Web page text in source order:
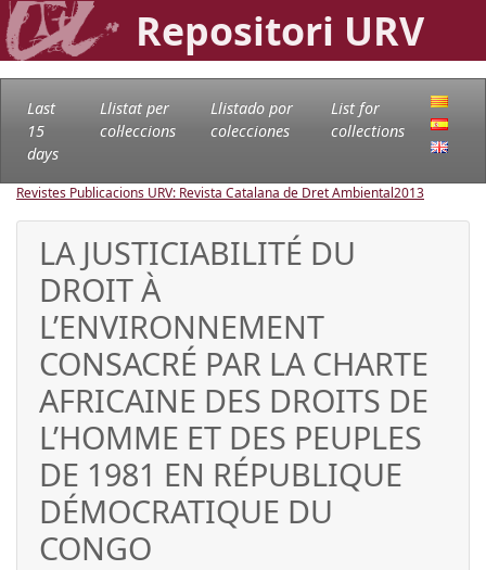
Repositori URV
Last
15
days
Llistat per
col·leccions
Llistado por
colecciones
List for
collections
Revistes Publicacions URV: Revista Catalana de Dret Ambiental2013
LA JUSTICIABILITÉ DU
DROIT À
L’ENVIRONNEMENT
CONSACRÉ PAR LA CHARTE
AFRICAINE DES DROITS DE
L’HOMME ET DES PEUPLES
DE 1981 EN RÉPUBLIQUE
DÉMOCRATIQUE DU
CONGO